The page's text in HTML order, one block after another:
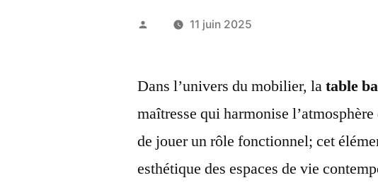
Publié 11 juin 2025
Dans l’univers du mobilier, latable
maîtresse qui harmonise
de jouer un rôle fonctionnel; cet
esthétique des espaces de vie